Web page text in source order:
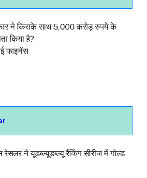
ने किसके साथ 5,000 करोड़ रुपये के
किया है?
फाइनेंस
ने यूडब्ल्यूडब्ल्यू रैंकिंग सीरीज में गोल्ड